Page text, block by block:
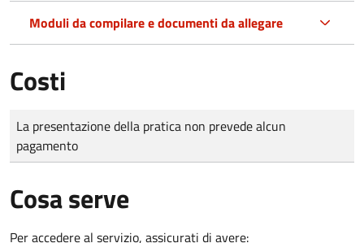
Moduli da compilare e documenti da allegare
Costi
Tipo di pagamento
Importo
La presentazione della pratica non prevede alcun
pagamento
Cosa serve
Per accedere al servizio, assicurati di avere: